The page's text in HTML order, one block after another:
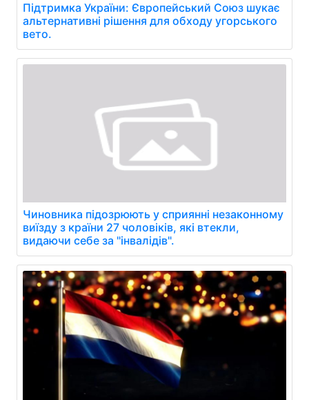
Підтримка України: Європейський Союз шукає
альтернативні рішення для обходу угорського
вето.
Чиновника підозрюють у сприянні незаконному
виїзду з країни 27 чоловіків, які втекли,
видаючи себе за "інвалідів".